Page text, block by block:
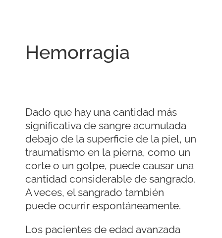
Hemorragia
Dado que hay una cantidad más
significativa de sangre acumulada
debajo de la superficie de la piel, un
traumatismo en la pierna, como un
corte o un golpe, puede causar una
cantidad considerable de sangrado.
A veces, el sangrado también
puede ocurrir espontáneamente.
Los pacientes de edad avanzada